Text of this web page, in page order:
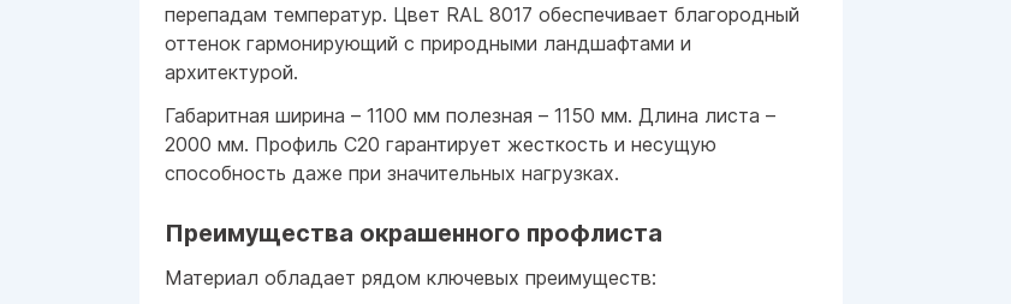
перепадам температур. Цвет RAL 8017 обеспечивает благородный
оттенок гармонирующий с природными ландшафтами и
архитектурой.
Габаритная ширина – 1100 мм полезная – 1150 мм. Длина листа –
2000 мм. Профиль С20 гарантирует жесткость и несущую
способность даже при значительных нагрузках.
Преимущества окрашенного профлиста
Материал обладает рядом ключевых преимуществ: